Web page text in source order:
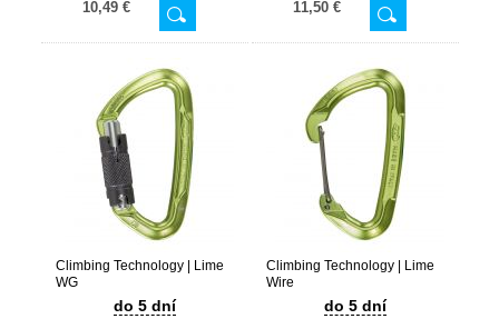
10,49 € 11,50 €
Climbing Technology | Lime
WG
do 5 dní
Climbing Technology | Lime
Wire
do 5 dní